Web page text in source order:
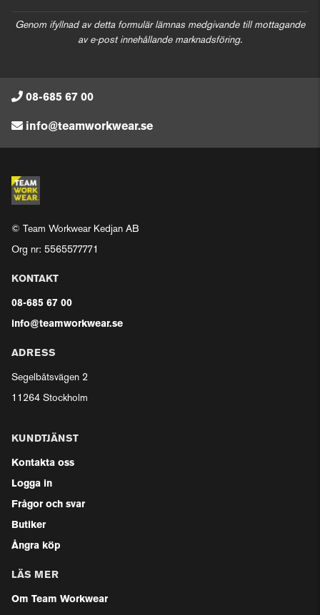
Genom ifyllnad av detta formulär lämnas medgivande till mottagande
av e-post innehållande marknadsföring.
08-685 67 00
info@teamworkwear.se
© Team Workwear Kedjan AB
Org nr: 5565577771
KONTAKT
08-685 67 00
info@teamworkwear.se
ADRESS
Segelbåtsvägen 2
11264 Stockholm
KUNDTJÄNST
Kontakta oss
Logga in
Frågor och svar
Butiker
Ångra köp
LÄS MER
Om Team Workwear